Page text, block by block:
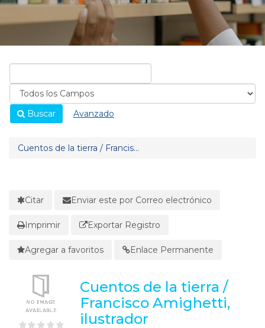
Buscar Avanzado
Cuentos de la tierra / Francis...
Citar Enviar este por Correo electrónico
Imprimir Exportar Registro
Agregar a favoritos Enlace Permanente
Cuentos de la tierra /
Francisco Amighetti,
ilustrador